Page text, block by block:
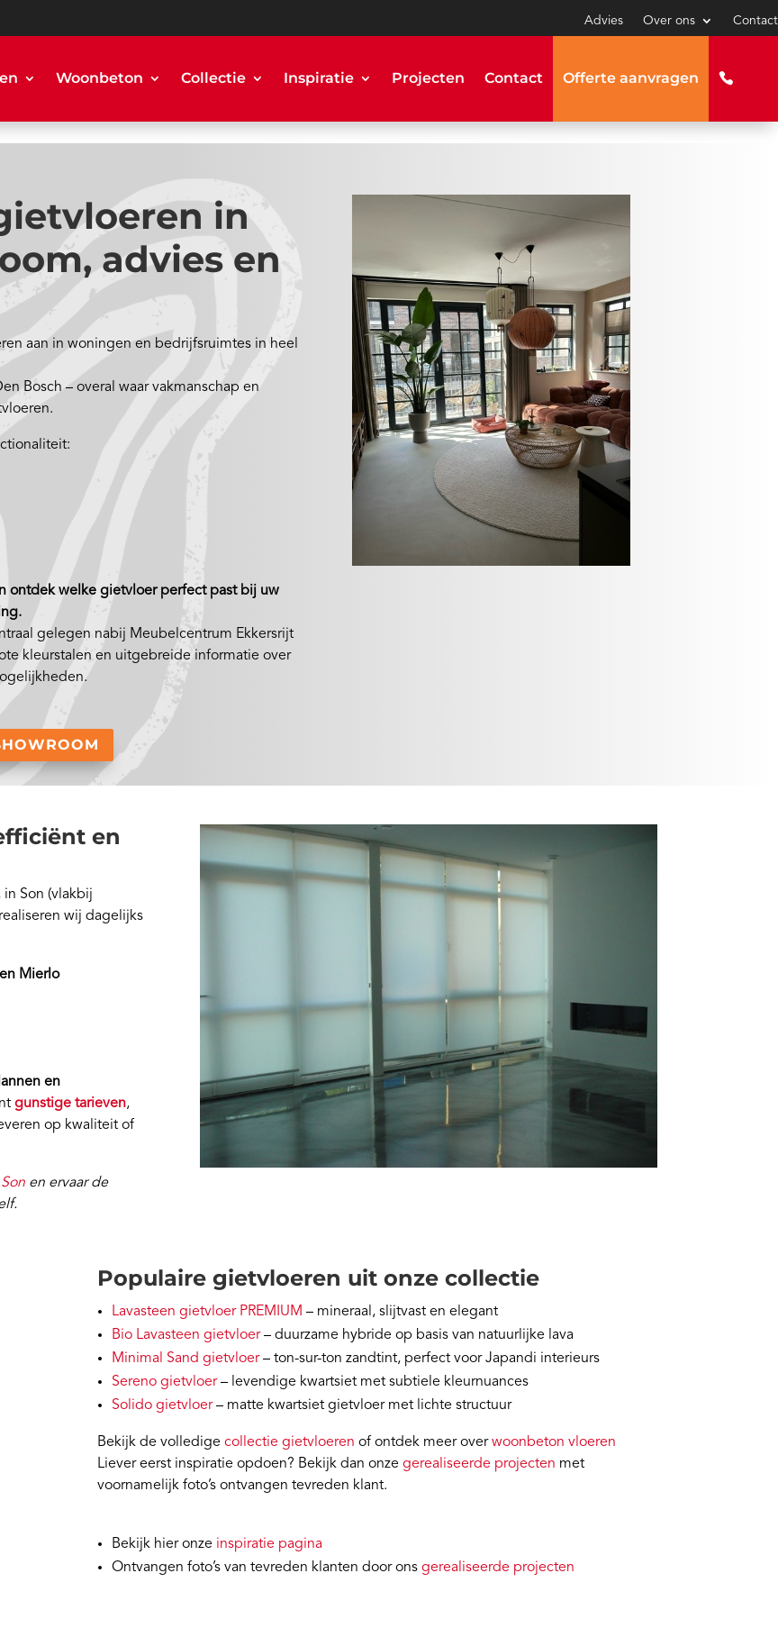
Advies Over ons Contact
Woonbeton Collectie Inspiratie Projecten Contact Offerte aanvragen
in
advies en
aan in woningen en bedrijfsruimtes in heel
Bosch – overal waar vakmanschap en
ontdek welke gietvloer perfect past bij uw
gelegen nabij Meubelcentrum Ekkersrijt
kleurstalen en uitgebreide informatie over
en
Son (vlakbij
wij dagelijks
Mierlo
en
gunstige tarieven,
op kwaliteit of
en ervaar de
Populaire gietvloeren uit onze collectie
Lavasteen gietvloer PREMIUM – mineraal, slijtvast en elegant
Bio Lavasteen gietvloer– duurzame hybride op basis van natuurlijke lava
Minimal Sand gietvloer– ton-sur-ton zandtint, perfect voor Japandi interieurs
Sereno gietvloer– levendige kwartsiet met subtiele kleurnuances
Solido gietvloer– matte kwartsiet gietvloer met lichte structuur
Bekijk de volledigecollectie gietvloeren of ontdek meer overwoonbeton vloeren
Liever eerst inspiratie opdoen? Bekijk dan onzegerealiseerde projecten met
voornamelijk foto’s ontvangen tevreden klant.
Bekijk hier onze inspiratie pagina
Ontvangen foto’s van tevreden klanten door onsgerealiseerde projecten